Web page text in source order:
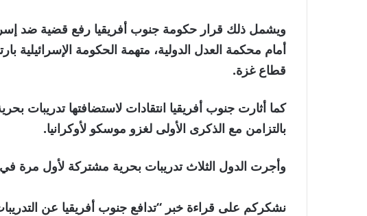
ويشمل ذلك قرار حكومة جنوب أفريقيا رفع قضية ضد
أمام محكمة العدل الدولية، متهمة الحكومة الإسرائيلية
قطاع غزة.
بالتزامن مع الذكرى الأولى لغزو موسكو لأوكرانيا.
وأجرت الدول الثلاث تدريبات بحرية مشتركة لأول مرة في عام
نشكركم على قراءة خبر “تدافع جنوب أفريقيا عن